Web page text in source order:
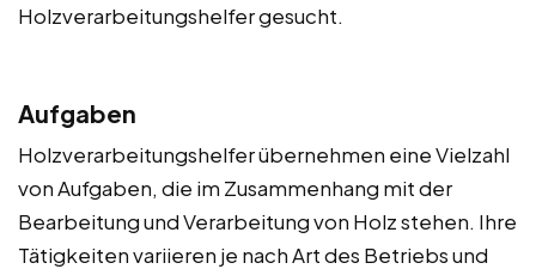
Holzverarbeitungshelfer gesucht.
Aufgaben
Holzverarbeitungshelfer übernehmen eine Vielzahl
von Aufgaben, die im Zusammenhang mit der
Bearbeitung und Verarbeitung von Holz stehen. Ihre
Tätigkeiten variieren je nach Art des Betriebs und